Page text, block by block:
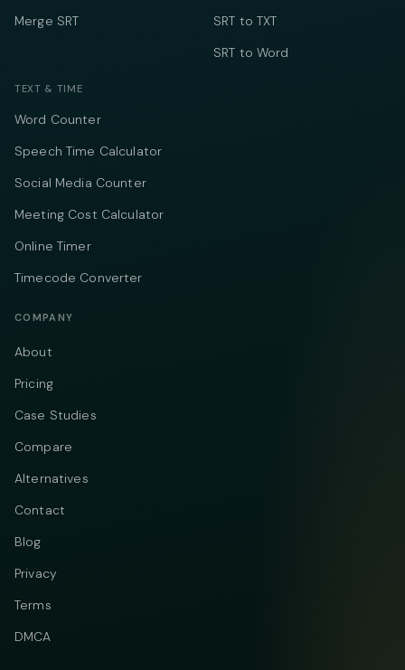
Merge SRT
SRT to TXT
SRT to Word
TEXT & TIME
Word Counter
Speech Time Calculator
Social Media Counter
Meeting Cost Calculator
Online Timer
Timecode Converter
COMPANY
About
Pricing
Case Studies
Compare
Alternatives
Contact
Blog
Privacy
Terms
DMCA